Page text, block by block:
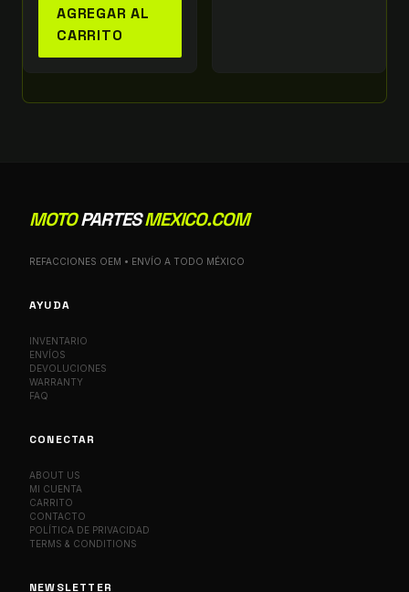
AGREGAR AL
CARRITO
MOTOPARTESMEXICO.COM
REFACCIONES OEM • ENVÍO A TODO MÉXICO
AYUDA
INVENTARIO
ENVÍOS
DEVOLUCIONES
WARRANTY
FAQ
CONECTAR
ABOUT US
MI CUENTA
CARRITO
CONTACTO
POLÍTICA DE PRIVACIDAD
TERMS & CONDITIONS
NEWSLETTER